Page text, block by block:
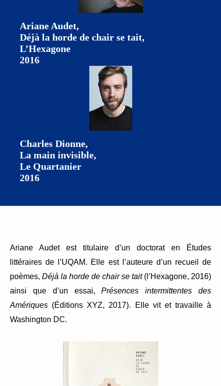
Ariane Audet,
Déjà la horde de chair se tait,
L’Hexagone
2016
Charles Dionne,
La main invisible,
Le Quartanier
2016
Ariane Audet est titulaire d’un doctorat en Études
littéraires de l’UQAM. Elle est l’auteure d’un recueil de
poèmes, Déjà la horde de chair se tait(l’Hexagone, 2016)
ainsi que d’un essai, Présences intermittentes des
Amériques (Éditions XYZ, 2017). Elle vit et travaille à
Washington DC.